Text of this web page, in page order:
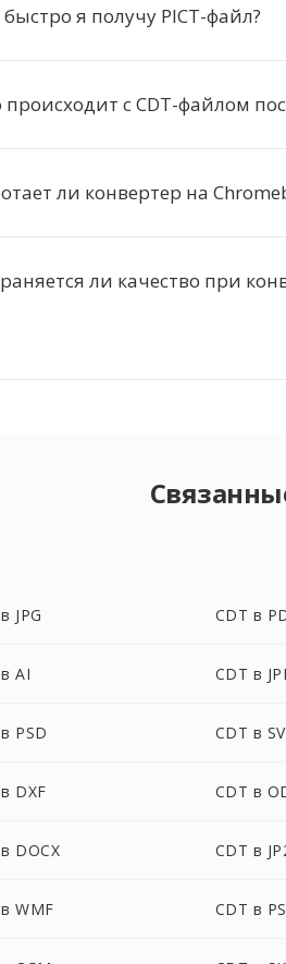
быстро я получу PICT-файл?
происходит с CDT-файлом
ли конвертер на
ли качество при
JPG CDT в
AI CDT в
PSD CDT в
DXF CDT в
DOCX CDT в
WMF CDT в PS